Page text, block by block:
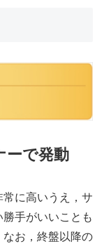
ーで発動
に高いうえ，サ
手がいいことも
お，終盤以降の